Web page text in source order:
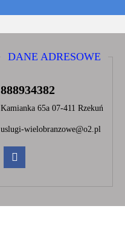
DANE ADRESOWE
888934382
Kamianka 65a 07-411 Rzekuń
uslugi-wielobranzowe@o2.pl